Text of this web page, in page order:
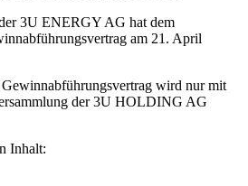
3U ENERGY AG hat dem
am 21. April
wird nur mit
der 3U HOLDING AG
Inhalt: